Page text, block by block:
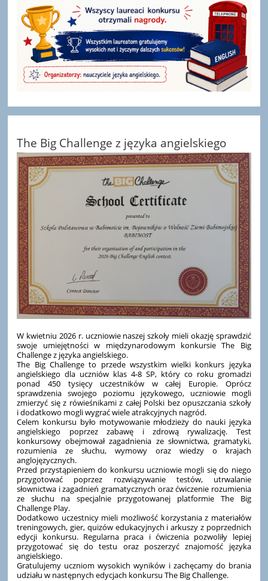
The Big Challenge z języka angielskiego
W kwietniu 2026 r. uczniowie naszej szkoły mieli okazję sprawdzić
swoje umiejętności w międzynarodowym konkursie The Big
Challenge z języka angielskiego.
The Big Challenge to przede wszystkim wielki konkurs języka
angielskiego dla uczniów klas 4-8 SP, który co roku gromadzi
ponad 450 tysięcy uczestników w całej Europie. Oprócz
sprawdzenia swojego poziomu językowego, uczniowie mogli
zmierzyć się z rówieśnikami z całej Polski bez opuszczania szkoły
i dodatkowo mogli wygrać wiele atrakcyjnych nagród.
Celem konkursu było motywowanie młodzieży do nauki języka
angielskiego poprzez zabawę i zdrową rywalizację. Test
konkursowy obejmował zagadnienia ze słownictwa, gramatyki,
rozumienia ze słuchu, wymowy oraz wiedzy o krajach
anglojęzycznych.
Przed przystąpieniem do konkursu uczniowie mogli się do niego
przygotować poprzez rozwiązywanie testów, utrwalanie
słownictwa i zagadnień gramatycznych oraz ćwiczenie rozumienia
ze słuchu na specjalnie przygotowanej platformie The Big
Challenge Play.
Dodatkowo uczestnicy mieli możliwość korzystania z materiałów
treningowych, gier, quizów edukacyjnych i arkuszy z poprzednich
edycji konkursu. Regularna praca i ćwiczenia pozwoliły lepiej
przygotować się do testu oraz poszerzyć znajomość języka
angielskiego.
Gratulujemy uczniom wysokich wyników i zachęcamy do brania
udziału w następnych edycjach konkursu The Big Challenge.